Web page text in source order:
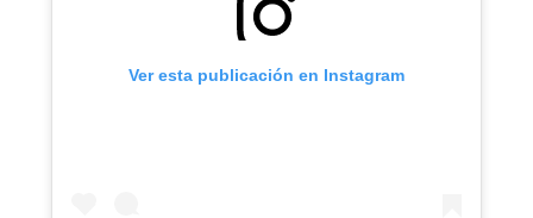
Ver esta publicación en Instagram